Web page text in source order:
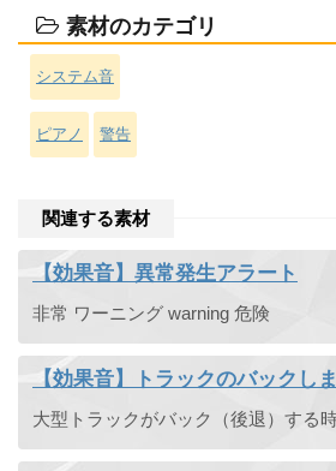
素材のカテゴリ
システム音
ピアノ 警告
関連する素材
【効果音】異常発生アラート
非常 ワーニング warning 危険
【効果音】トラックのバックし